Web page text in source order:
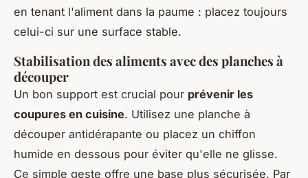
en tenant l'aliment dans la paume : placez toujours
celui-ci sur une surface stable.
Stabilisation des aliments avec des planches à
découper
Un bon support est crucial pour prévenir les
coupures en cuisine. Utilisez une planche à
découper antidérapante ou placez un chiffon
humide en dessous pour éviter qu'elle ne glisse.
Ce simple geste offre une base plus sécurisée. Par